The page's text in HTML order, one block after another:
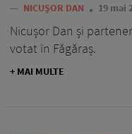
— NICUȘOR DAN 19 mai
Nicușor Dan și
votat în Făgăraș.
+ MAI MULTE